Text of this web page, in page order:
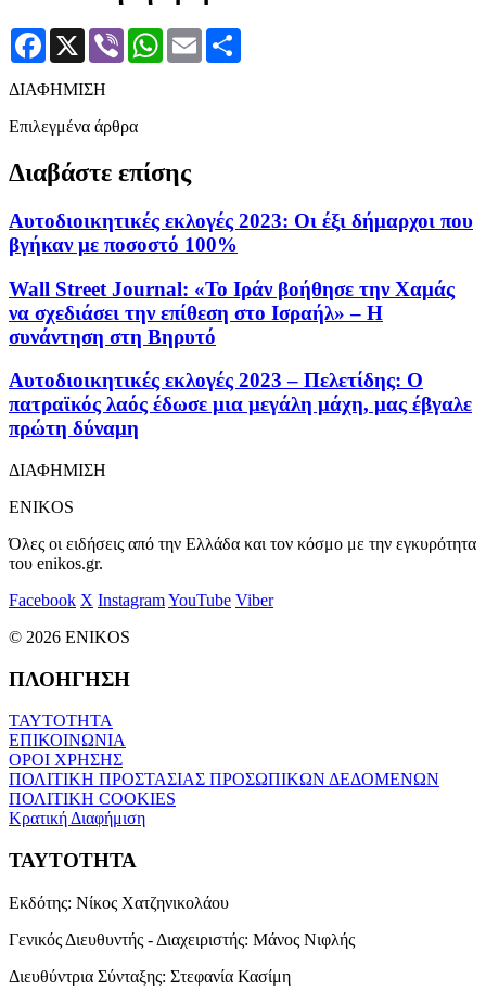
Facebook
X Viber WhatsApp
Email
ΔΙΑΦΗΜΙΣΗ
Επιλεγμένα άρθρα
Διαβάστε επίσης
Αυτοδιοικητικές εκλογές 2023: Οι έξι δήμαρχοι που
βγήκαν με ποσοστό 100%
Wall Street Journal: «Το Ιράν βοήθησε την Χαμάς
να σχεδιάσει την επίθεση στο Ισραήλ» – Η
συνάντηση στη Βηρυτό
Αυτοδιοικητικές εκλογές 2023 – Πελετίδης: Ο
πατραϊκός λαός έδωσε μια μεγάλη μάχη, μας έβγαλε
πρώτη δύναμη
ΔΙΑΦΗΜΙΣΗ
ENIKOS
Όλες οι ειδήσεις από την Ελλάδα και τον κόσμο με την εγκυρότητα
του enikos.gr.
Facebook X InstagramYouTube Viber
© 2026 ENIKOS
ΠΛΟΗΓΗΣΗ
ΤΑΥΤΟΤΗΤΑ
ΕΠΙΚΟΙΝΩΝΙΑ
ΟΡΟΙ ΧΡΗΣΗΣ
ΠΟΛΙΤΙΚΗ ΠΡΟΣΤΑΣΙΑΣ ΠΡΟΣΩΠΙΚΩΝ ΔΕΔΟΜΕΝΩΝ
ΠΟΛΙΤΙΚΗ COOKIES
Κρατική Διαφήμιση
ΤΑΥΤΟΤΗΤΑ
Εκδότης: Νίκος Χατζηνικολάου
Γενικός Διευθυντής - Διαχειριστής: Μάνος Νιφλής
Διευθύντρια Σύνταξης: Στεφανία Κασίμη